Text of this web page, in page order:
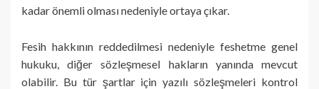
kadar önemli olması nedeniyle ortaya çıkar.
Fesih hakkının reddedilmesi nedeniyle feshetme genel
hukuku, diğer sözleşmesel hakların yanında mevcut
olabilir. Bu tür şartlar için yazılı sözleşmeleri kontrol